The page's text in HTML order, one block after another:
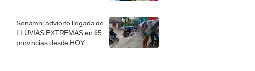
Senamhi advierte llegada de
LLUVIAS EXTREMAS en 65
provincias desde HOY